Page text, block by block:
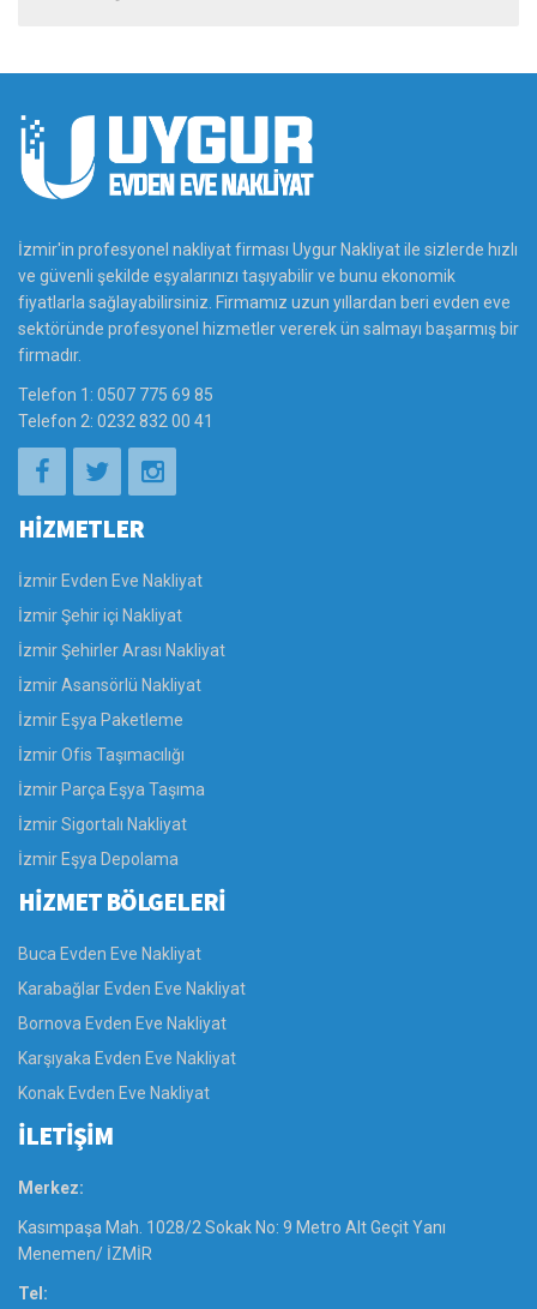
İzmir'in profesyonel nakliyat firması Uygur Nakliyat ile sizlerde hızlı
ve güvenli şekilde eşyalarınızı taşıyabilir ve bunu ekonomik
fiyatlarla sağlayabilirsiniz. Firmamız uzun yıllardan beri evden eve
sektöründe profesyonel hizmetler vererek ün salmayı başarmış bir
firmadır.
Telefon 1: 0507 775 69 85
Telefon 2: 0232 832 00 41
HİZMETLER
İzmir Evden Eve Nakliyat
İzmir Şehir içi Nakliyat
İzmir Şehirler Arası Nakliyat
İzmir Asansörlü Nakliyat
İzmir Eşya Paketleme
İzmir Ofis Taşımacılığı
İzmir Parça Eşya Taşıma
İzmir Sigortalı Nakliyat
İzmir Eşya Depolama
HİZMET BÖLGELERİ
Buca Evden Eve Nakliyat
Karabağlar Evden Eve Nakliyat
Bornova Evden Eve Nakliyat
Karşıyaka Evden Eve Nakliyat
Konak Evden Eve Nakliyat
İLETİŞİM
Merkez:
Kasımpaşa Mah. 1028/2 Sokak No: 9 Metro Alt Geçit Yanı
Menemen/ İZMİR
Tel: